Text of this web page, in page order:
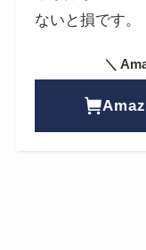
ないと損です。
＼